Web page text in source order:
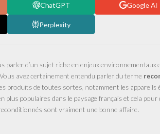
ChatGPT Google AI
Perplexity
parler d’un sujet riche en enjeux
avez certainement entendu parler du terme
produits de toutes sortes, notamment les
plus populaires dans le paysage français et cela
sont vraiment une bonne affaire.